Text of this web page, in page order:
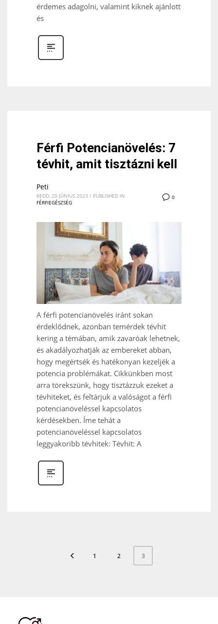
érdemes adagolni, valamint kiknek ajánlott
és
Férfi Potencianövelés: 7
tévhit, amit tisztázni kell
0
Peti
KEDD, 20 JÚNIUS 2023 / PUBLISHED IN
FÉRFIEGÉSZSÉG
A férfi potencianövelés iránt sokan
érdeklődnek, azonban temérdek tévhit
kering a témában, amik zavaróak lehetnek,
és akadályozhatják az embereket abban,
hogy megértsék és hatékonyan kezeljék a
potencia problémákat. Cikkünkben most
arra törekszünk, hogy tisztázzuk ezeket a
tévhiteket, és feltárjuk a valóságot a férfi
potencianöveléssel kapcsolatos
kérdésekben. Íme tehát a
potencianöveléssel kapcsolatos
leggyakoribb tévhitek: Tévhit: A
1 2 3